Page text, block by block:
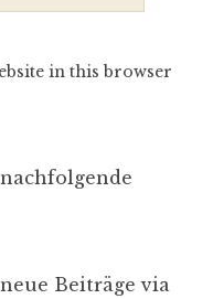
in this browser
Beiträge via